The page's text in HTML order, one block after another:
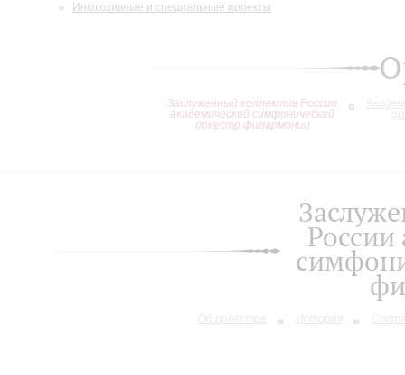
Инклюзивные и специальные проекты
Заслуженный коллектив России
академический симфонический
оркестр филармонии
Об оркестре История